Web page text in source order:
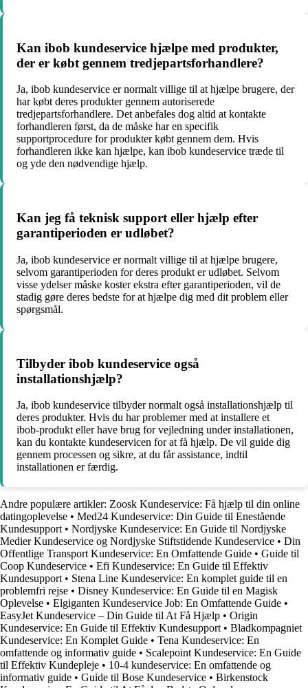
Kan ibob kundeservice hjælpe med produkter,
der er købt gennem tredjepartsforhandlere?
Ja, ibob kundeservice er normalt villige til at hjælpe brugere, der
har købt deres produkter gennem autoriserede
tredjepartsforhandlere. Det anbefales dog altid at kontakte
forhandleren først, da de måske har en specifik
supportprocedure for produkter købt gennem dem. Hvis
forhandleren ikke kan hjælpe, kan ibob kundeservice træde til
og yde den nødvendige hjælp.
Kan jeg få teknisk support eller hjælp efter
garantiperioden er udløbet?
Ja, ibob kundeservice er normalt villige til at hjælpe brugere,
selvom garantiperioden for deres produkt er udløbet. Selvom
visse ydelser måske koster ekstra efter garantiperioden, vil de
stadig gøre deres bedste for at hjælpe dig med dit problem eller
spørgsmål.
Tilbyder ibob kundeservice også
installationshjælp?
Ja, ibob kundeservice tilbyder normalt også installationshjælp til
deres produkter. Hvis du har problemer med at installere et
ibob-produkt eller have brug for vejledning under installationen,
kan du kontakte kundeservicen for at få hjælp. De vil guide dig
gennem processen og sikre, at du får assistance, indtil
installationen er færdig.
Andre populære artikler: Zoosk Kundeservice: Få hjælp til din online
datingoplevelse • Med24 Kundeservice: Din Guide til Enestående
Kundesupport • Nordjyske Kundeservice: En Guide til Nordjyske
Medier Kundeservice og Nordjyske Stiftstidende Kundeservice • Din
Offentlige Transport Kundeservice: En Omfattende Guide • Guide til
Coop Kundeservice • Efi Kundeservice: En Guide til Effektiv
Kundesupport • Stena Line Kundeservice: En komplet guide til en
problemfri rejse • Disney Kundeservice: En Guide til en Magisk
Oplevelse • Elgiganten Kundeservice Job: En Omfattende Guide •
EasyJet Kundeservice – Din Guide til At Få Hjælp • Origin
Kundeservice: En Guide til Effektiv Kundesupport • Bladkompagniet
Kundeservice: En Komplet Guide • Tena Kundeservice: En
omfattende og informativ guide • Scalepoint Kundeservice: En Guide
til Effektiv Kundepleje • 10-4 kundeservice: En omfattende og
informativ guide • Guide til Bose Kundeservice • Birkenstock